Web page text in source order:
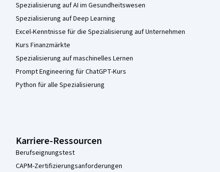
Spezialisierung auf AI im Gesundheitswesen
Spezialisierung auf Deep Learning
Excel-Kenntnisse für die Spezialisierung auf Unternehmen
Kurs Finanzmärkte
Spezialisierung auf maschinelles Lernen
Prompt Engineering für ChatGPT-Kurs
Python für alle Spezialisierung
Karriere-Ressourcen
Berufseignungstest
CAPM-Zertifizierungsanforderungen